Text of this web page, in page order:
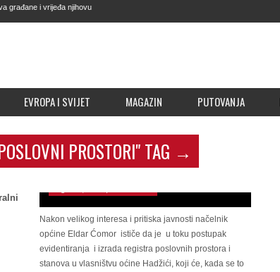
građane i vrijeđa njihovu
grupe plaćenih UBICA, čekaju
EVROPA I SVIJET MAGAZIN PUTOVANJA
PROSTORI" TAG →
Znaju koliko kokoši godišnje snesu jaja, a
neznaju koliko ima općinskih stanova i poslovnih
Nakon velikog interesa i pritiska javnosti načelnik
općine Eldar Ćomor ističe da je u toku postupak
evidentiranja i izrada registra poslovnih prostora i
stanova u vlasništvu oćine Hadžići, koji će, kada se to